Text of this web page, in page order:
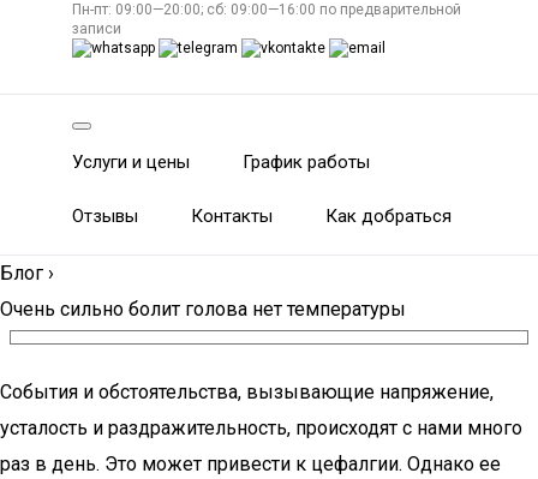
Пн-пт: 09:00—20:00; сб: 09:00—16:00 по предварительной
записи
Услуги и цены График работы
Отзывы Контакты Как добраться
Блог ›
Очень сильно болит голова нет температуры
События и обстоятельства, вызывающие напряжение,
усталость и раздражительность, происходят с нами много
раз в день. Это может привести к цефалгии. Однако ее